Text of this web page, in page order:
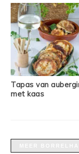
Tapas van
met kaas